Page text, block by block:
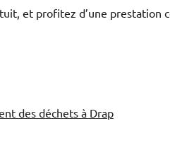
et profitez d’une prestation
des déchets à Drap